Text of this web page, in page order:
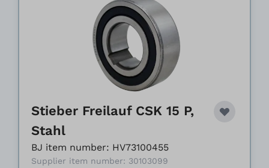
Stieber Freilauf CSK 15 P,
Stahl
BJ item number: HV73100455
Supplier item number: 30103099